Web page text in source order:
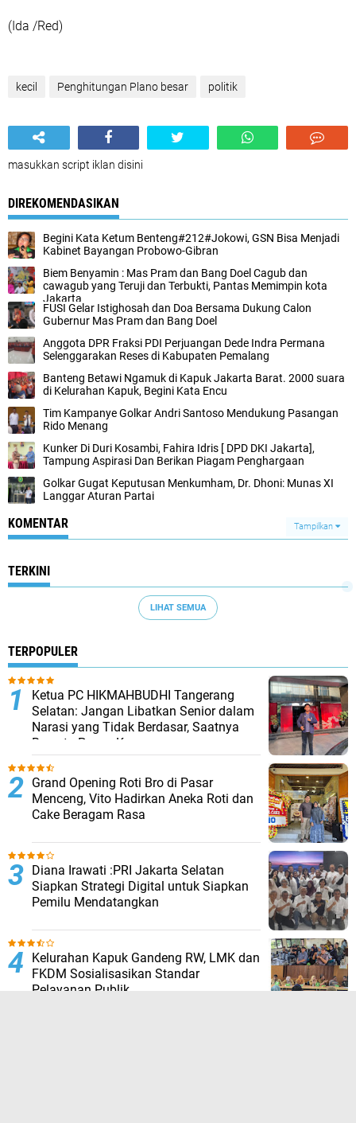
(Ida /Red)
kecil Penghitungan Plano besar politik
masukkan script iklan disini
DIREKOMENDASIKAN
Begini Kata Ketum Benteng#212#Jokowi, GSN Bisa Menjadi
Kabinet Bayangan Probowo-Gibran
Biem Benyamin : Mas Pram dan Bang Doel Cagub dan
cawagub yang Teruji dan Terbukti, Pantas Memimpin kota
Jakarta
FUSI Gelar Istighosah dan Doa Bersama Dukung Calon
Gubernur Mas Pram dan Bang Doel
Anggota DPR Fraksi PDI Perjuangan Dede Indra Permana
Selenggarakan Reses di Kabupaten Pemalang
Banteng Betawi Ngamuk di Kapuk Jakarta Barat. 2000 suara
di Kelurahan Kapuk, Begini Kata Encu
Tim Kampanye Golkar Andri Santoso Mendukung Pasangan
Rido Menang
Kunker Di Duri Kosambi, Fahira Idris [ DPD DKI Jakarta],
Tampung Aspirasi Dan Berikan Piagam Penghargaan
Golkar Gugat Keputusan Menkumham, Dr. Dhoni: Munas XI
Langgar Aturan Partai
KOMENTAR Tampilkan
TERKINI
LIHAT SEMUA
TERPOPULER
Ketua PC HIKMAHBUDHI Tangerang
Selatan: Jangan Libatkan Senior dalam
Narasi yang Tidak Berdasar, Saatnya
Bersatu Pasca Kongres
Grand Opening Roti Bro di Pasar
Menceng, Vito Hadirkan Aneka Roti dan
Cake Beragam Rasa
Diana Irawati :PRI Jakarta Selatan
Siapkan Strategi Digital untuk Siapkan
Pemilu Mendatangkan
Kelurahan Kapuk Gandeng RW, LMK dan
FKDM Sosialisasikan Standar
Pelayanan Publik